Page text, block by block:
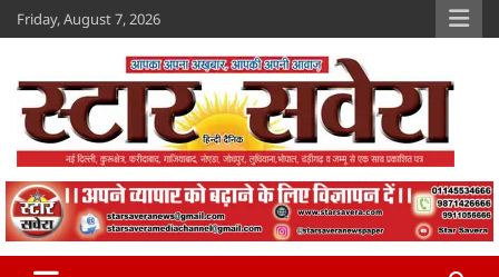
Skip
to
Friday, August 7, 2026
Star Savera
www.starsavera.com